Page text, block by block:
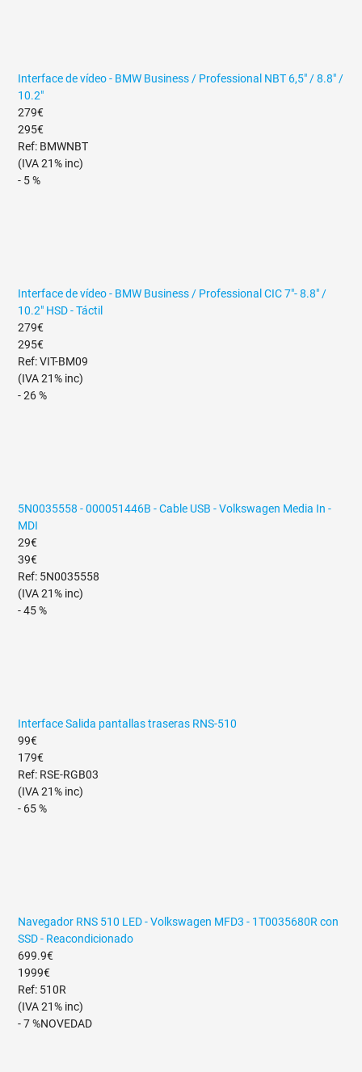
Interface de vídeo - BMW Business / Professional NBT 6,5" / 8.8" /
10.2"
279€
295€
Ref: BMWNBT
(IVA 21% inc)
- 5 %
Interface de vídeo - BMW Business / Professional CIC 7"- 8.8" /
10.2" HSD - Táctil
279€
295€
Ref: VIT-BM09
(IVA 21% inc)
- 26 %
5N0035558 - 000051446B - Cable USB - Volkswagen Media In -
MDI
29€
39€
Ref: 5N0035558
(IVA 21% inc)
- 45 %
Interface Salida pantallas traseras RNS-510
99€
179€
Ref: RSE-RGB03
(IVA 21% inc)
- 65 %
Navegador RNS 510 LED - Volkswagen MFD3 - 1T0035680R con
SSD - Reacondicionado
699.9€
1999€
Ref: 510R
(IVA 21% inc)
- 7 %NOVEDAD